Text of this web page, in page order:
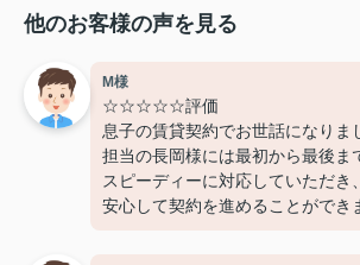
他のお客様の声を見る
M様
☆☆☆☆☆評価
息子の賃貸契約でお世話になりま
担当の長岡様には最初から最後ま
スピーディーに対応していただき
安心して契約を進めることができ